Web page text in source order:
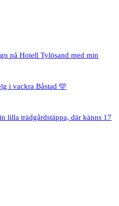
på Hotell Tylösand med min
i vackra Båstad 🩵
lilla trädgårdstäppa, där känns 17